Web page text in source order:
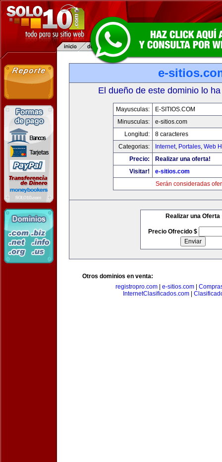
e-
El dueño de este dominio lo
Mayusculas:
E-SITIOS.COM
Minusculas:
e-sitios.com
Longitud:
8 caracteres
Categorias:
Internet, Portales, Web
Precio:
Realizar una oferta!
Visitar!
e-sitios.com
Serán consideradas
Realizar una Oferta
Precio Ofrecido $
Otros dominios en venta:
registropro.com
e-sitios.com
InternetClasificados.com|